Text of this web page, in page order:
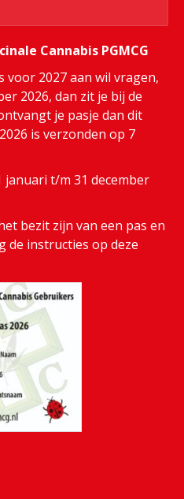
Cannabis PGMCG
voor 2027 aan wil vragen,
2026, dan zit je bij de
je pasje dan dit
is verzonden op 7
januari t/m 31 december
bezit zijn van een pas en
de instructies op deze